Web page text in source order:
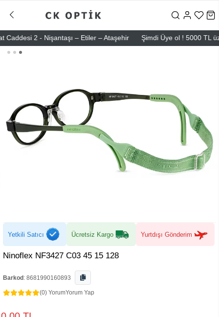
2 - Nişantaşı – Etiler – Ataşehir Şimdi Üye ol ! 5000 TL üzeri
Yetkili Satıcı Ücretsiz Kargo Yurtdışı Gönderim
Ninoflex NF3427 C03 45 15 128
Barkod : 8681990160893
(0) YorumYorum Yap